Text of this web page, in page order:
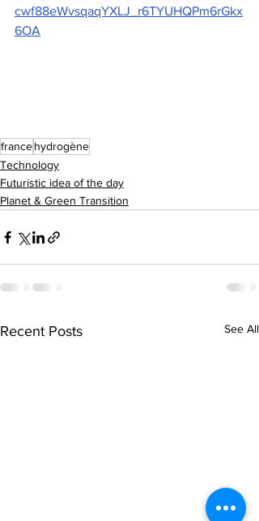
cwf88eWvsqaqYXLJ_r6TYUHQPm6rGkx
6OA
francehydrogène
Technology
Futuristic idea of the day
Planet & Green Transition
Recent Posts See All